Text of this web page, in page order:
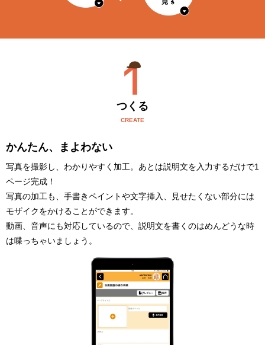
つくる
CREATE
かんたん、まよわない
写真を撮影し、わかりやすく加工。あとは説明文を入力するだけで1
ページ完成！
写真の加工も、手書きペイントや文字挿入、見せたくない部分には
モザイクをかけることができます。
動画、音声にも対応しているので、説明文を書くのはめんどうな時
は喋っちゃいましょう。